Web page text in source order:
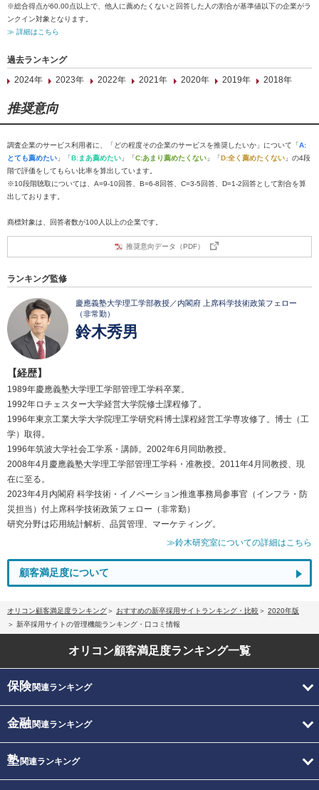
※総合得点が60.00点以上で、他人に薦めたくないと回答した人の割合が基準値以下の企業がラ
ンクイン対象となります。
≫ 詳細はこちら
過去ランキング
2024年
2023年 2022年 2021年 2020年 2019年 2018年
推奨意向
調査企業のサービス利用者に、「どの程度その企業のサービスを推奨したいか」について「A:
とても薦めたい 」「B:まあ薦めたい 」「C:あまり薦めたくない 」「D:全く薦めたくない 」の4段
階で評価をしてもらい比率を算出しています。
※10段階聴取については、A=9-10回答、B=6-8回答、C=3-5回答、D=1-2回答として割合を算
出しております。
商標対象は、回答者数が100人以上の企業です。
推奨意向データ（PDF）
ランキング監修
慶應義塾大学理工学部教授／内閣府 上席科学技術政策フェロー
（非常勤）
鈴木秀男
【経歴】
1989年慶應義塾大学理工学部管理工学科卒業。
1992年ロチェスター大学経営大学院修士課程修了。
1996年東京工業大学大学院理工学研究科博士課程経営工学専攻修了。博士（工
学）取得。
1996年筑波大学社会工学系・講師。2002年6月同助教授。
2008年4月慶應義塾大学理工学部管理工学科・准教授。2011年4月同教授、現
在に至る。
2023年4月内閣府 科学技術・イノベーション推進事務局参事官（インフラ・防
災担当）付上席科学技術政策フェロー（非常勤）
研究分野は応用統計解析、品質管理、マーケティング。
≫鈴木研究室についての詳細はこちら
顧客満足度について
オリコン顧客満足度ランキング おすすめの新卒採用サイトランキング・比較
2020年版
新卒採用サイトの管理機能ランキング・口コミ情報
オリコン顧客満足度ランキング一覧
保険関連ランキング
金融関連ランキング
塾関連ランキング